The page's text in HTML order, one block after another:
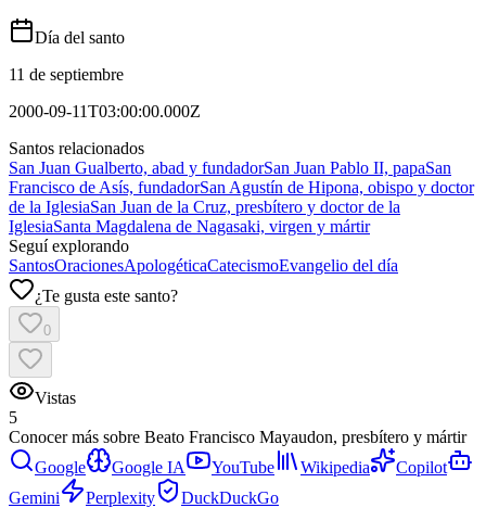
Día del santo
11 de septiembre
2000-09-11T03:00:00.000Z
Santos relacionados
San Juan Gualberto, abad y fundadorSan Juan Pablo II, papaSan
Francisco de Asís, fundadorSan Agustín de Hipona, obispo y doctor
de la IglesiaSan Juan de la Cruz, presbítero y doctor de la
IglesiaSanta Magdalena de Nagasaki, virgen y mártir
Seguí explorando
SantosOracionesApologéticaCatecismoEvangelio del día
¿Te gusta este santo?
0
Vistas
5
Conocer más sobre Beato Francisco Mayaudon, presbítero y mártir
Google
Google IA YouTube Wikipedia
Copilot
Gemini
Perplexity
DuckDuckGo